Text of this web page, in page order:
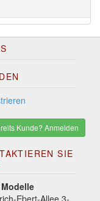
Kunde? Anmelden
SIE
Ebert-Allee 3-